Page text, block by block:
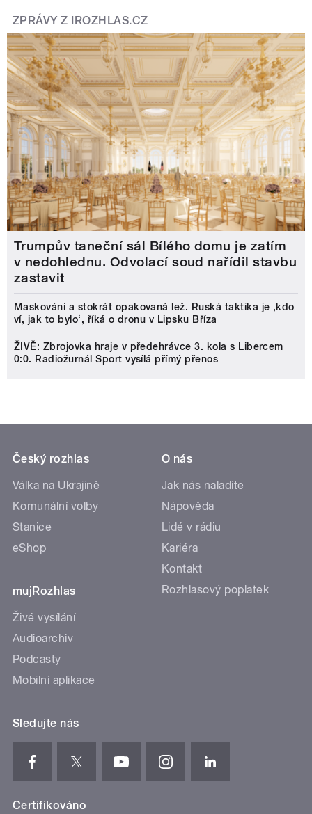
ZPRÁVY Z IROZHLAS.CZ
Trumpův taneční sál Bílého domu je zatím
v nedohlednu. Odvolací soud nařídil stavbu
zastavit
Maskování a stokrát opakovaná lež. Ruská taktika je ‚kdo
ví, jak to bylo‘, říká o dronu v Lipsku Bříza
ŽIVĚ: Zbrojovka hraje v předehrávce 3. kola s Libercem
0:0. Radiožurnál Sport vysílá přímý přenos
Český rozhlas
Válka na Ukrajině
Komunální volby
Stanice
eShop
mujRozhlas
Živé vysílání
Audioarchiv
Podcasty
Mobilní aplikace
O nás
Jak nás naladíte
Nápověda
Lidé v rádiu
Kariéra
Kontakt
Rozhlasový poplatek
Sledujte nás
Certifikováno